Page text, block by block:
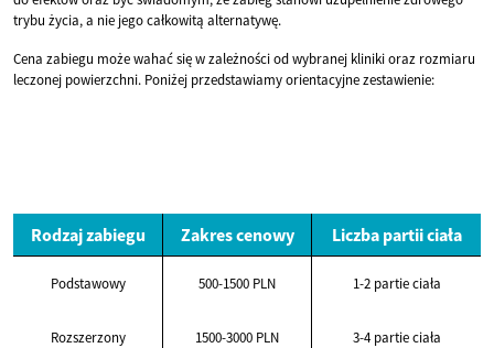
trybu życia, a nie jego całkowitą alternatywę.
Cena zabiegu może wahać się w zależności od wybranej kliniki oraz rozmiaru
leczonej powierzchni. Poniżej przedstawiamy orientacyjne zestawienie:
Rodzaj zabiegu Zakres cenowy Liczba partii ciała
Podstawowy 500-1500 PLN 1-2 partie ciała
Rozszerzony 1500-3000 PLN 3-4 partie ciała